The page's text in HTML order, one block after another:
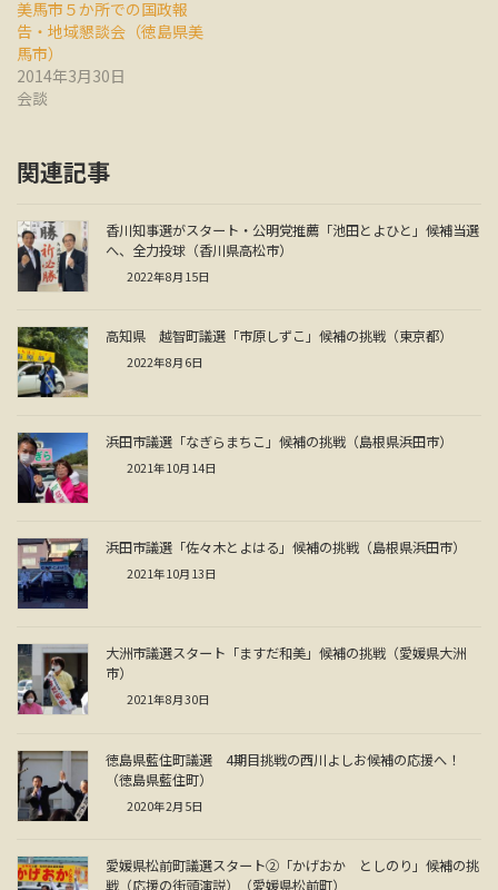
美馬市５か所での国政報
告・地域懇談会（徳島県美
馬市）
2014年3月30日
会談
関連記事
香川知事選がスタート・公明党推薦「池田とよひと」候補当選
へ、全力投球（香川県高松市）
2022年8月15日
高知県 越智町議選「市原しずこ」候補の挑戦（東京都）
2022年8月6日
浜田市議選「なぎらまちこ」候補の挑戦（島根県浜田市）
2021年10月14日
浜田市議選「佐々木とよはる」候補の挑戦（島根県浜田市）
2021年10月13日
大洲市議選スタート「ますだ和美」候補の挑戦（愛媛県大洲
市）
2021年8月30日
徳島県藍住町議選 4期目挑戦の西川よしお候補の応援へ！
（徳島県藍住町）
2020年2月5日
愛媛県松前町議選スタート②「かげおか としのり」候補の挑
戦（応援の街頭演説）（愛媛県松前町）